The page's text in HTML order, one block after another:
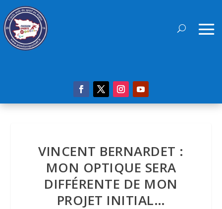
VINCENT BERNARDET :
MON OPTIQUE SERA
DIFFÉRENTE DE MON
PROJET INITIAL…